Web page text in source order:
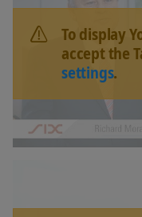
To display
accept the
settings.